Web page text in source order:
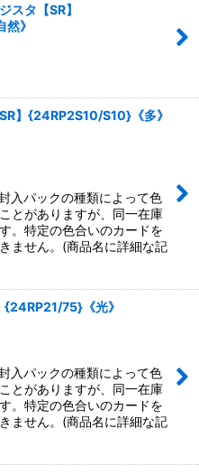
スタ【SR】
》
】{24RP2S10/S10}《多》
入パックの種類によって色
とがありますが、同一在庫
。特定の色合いのカードを
ません。(商品名に詳細な記
75}《光》
入パックの種類によって色
とがありますが、同一在庫
。特定の色合いのカードを
ません。(商品名に詳細な記